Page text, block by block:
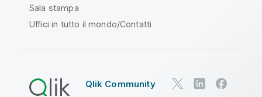
Sala stampa
Uffici in tutto il mondo/Contatti
Qlik Community